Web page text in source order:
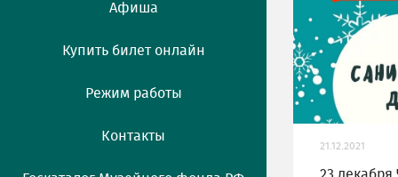
Афиша
Купить билет онлайн
Режим работы
Контакты
21.12.2021